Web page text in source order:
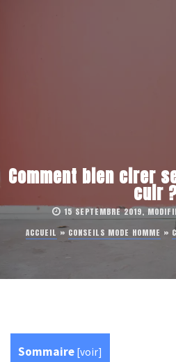
Comment bien cirer
cuir
15 SEPTEMBRE 2019,
ACCUEIL » CONSEILS MODE HOMME »
Sommaire [voir]